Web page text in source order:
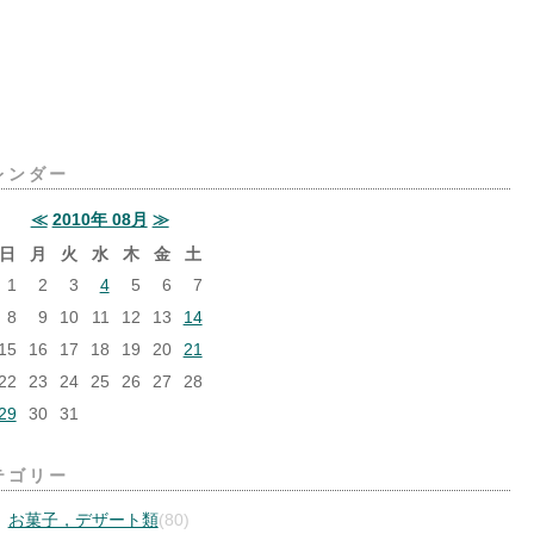
ンダー
≪ 2010年 08月 ≫
日
月 火 水 木 金
土
1
2 3 4 5 6
7
8
9 10 11 12 13
14
15
16 17 18 19 20
21
23 24 25 26 27
28
30 31
ゴリー
お菓子，デザート類(80)